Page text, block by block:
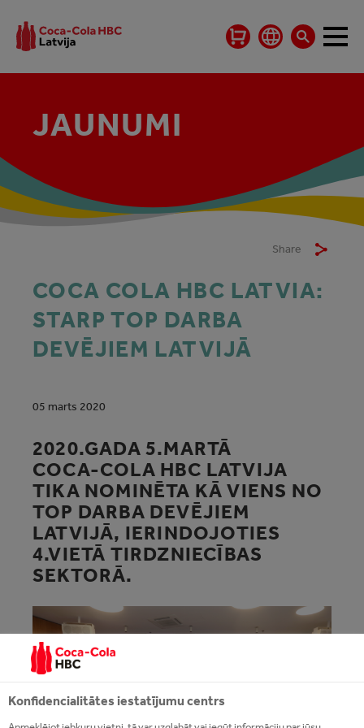
JAUNUMI
Share
COCA COLA HBC LATVIA:
STARP TOP DARBA
DEVĒJIEM LATVIJĀ
05 marts 2020
2020.GADA 5.MARTĀ
COCA‑COLA HBC LATVIJA
TIKA NOMINĒTA KĀ VIENS NO
TOP DARBA DEVĒJIEM
LATVIJĀ, IERINDOJOTIES
4.VIETĀ TIRDZNIECĪBAS
SEKTORĀ.
Konfidencialitātes iestatījumu centrs